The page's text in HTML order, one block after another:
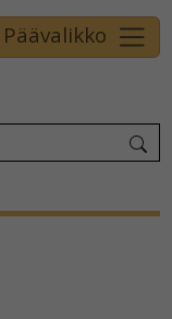
Päävalikko